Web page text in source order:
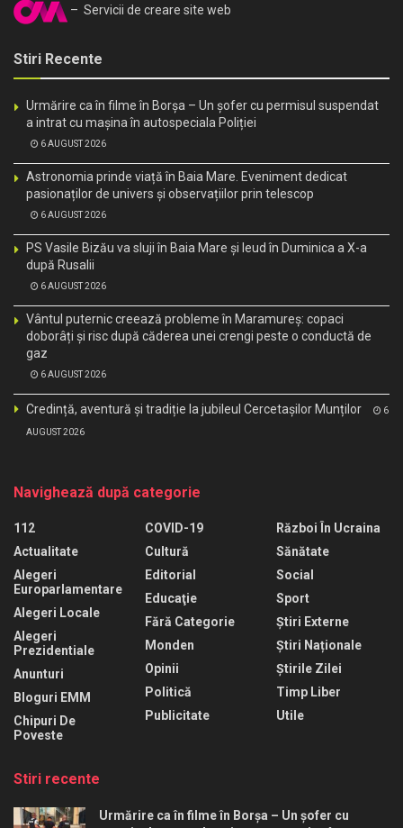
– Servicii de creare site web
Stiri Recente
Urmărire ca în filme în Borșa – Un șofer cu permisul suspendat
a intrat cu mașina în autospeciala Poliției
6 AUGUST 2026
Astronomia prinde viață în Baia Mare. Eveniment dedicat
pasionaților de univers și observațiilor prin telescop
6 AUGUST 2026
PS Vasile Bizău va sluji în Baia Mare și Ieud în Duminica a X-a
după Rusalii
6 AUGUST 2026
Vântul puternic creează probleme în Maramureș: copaci
doborâți și risc după căderea unei crengi peste o conductă de
gaz
6 AUGUST 2026
Credință, aventură și tradiție la jubileul Cercetașilor Munților 6
AUGUST 2026
Navighează după categorie
112
Actualitate
Alegeri
Europarlamentare
Alegeri Locale
Alegeri
Prezidentiale
Anunturi
Bloguri EMM
Chipuri De
Poveste
COVID-19
Cultură
Editorial
Educaţie
Fără Categorie
Monden
Opinii
Politică
Publicitate
Război În Ucraina
Sănătate
Social
Sport
Știri Externe
Știri Naționale
Știrile Zilei
Timp Liber
Utile
Stiri recente
Urmărire ca în filme în Borșa – Un șofer cu